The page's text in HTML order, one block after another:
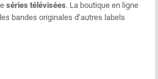
séries télévisées. La boutique en ligne
bandes originales d’autres labels